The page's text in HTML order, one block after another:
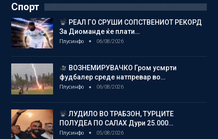
Спорт
РЕАЛ ГО СРУШИ СОПСТВЕНИОТ РЕКОРД
За Диоманде ќе плати…
Плусинфо 06/08/2026
ВОЗНЕМИРУВАЧКО Гром усмрти
фудбалер среде натпревар во…
Плусинфо 06/08/2026
ЛУДИЛО ВО ТРАБЗОН, ТУРЦИТЕ
ПОЛУДЕА ПО САЛАХ Дури 25.000…
Плусинфо 05/08/2026